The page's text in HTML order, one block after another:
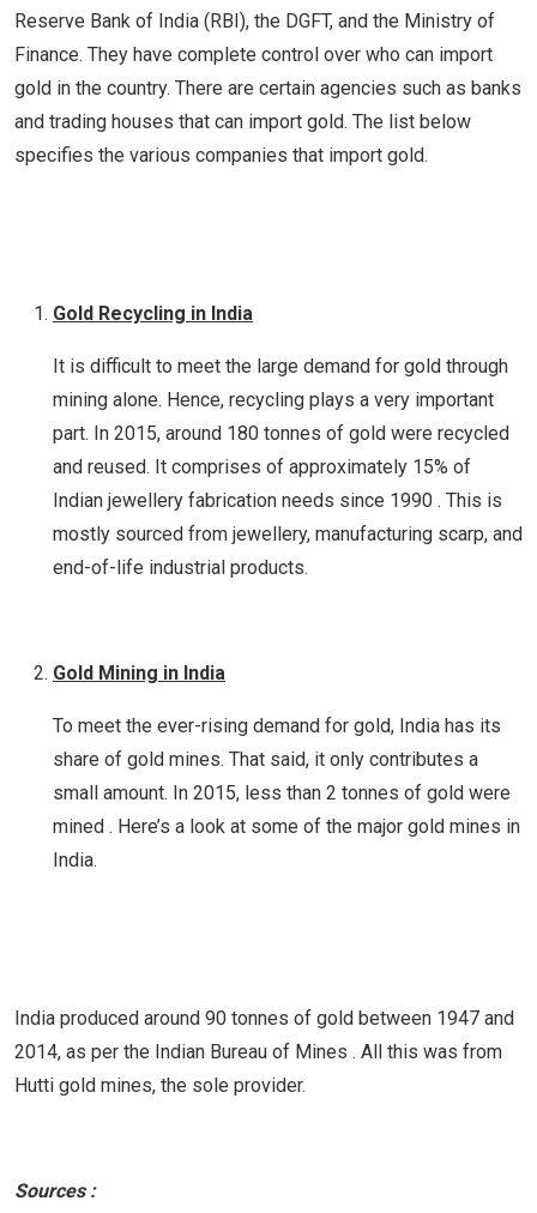
Reserve Bank of India (RBI), the DGFT, and the Ministry of
Finance. They have complete control over who can import
gold in the country. There are certain agencies such as banks
and trading houses that can import gold. The list below
specifies the various companies that import gold.
Gold Recycling in India
It is difficult to meet the large demand for gold through
mining alone. Hence, recycling plays a very important
part. In 2015, around 180 tonnes of gold were recycled
and reused. It comprises of approximately 15% of
Indian jewellery fabrication needs since 1990 . This is
mostly sourced from jewellery, manufacturing scarp, and
end-of-life industrial products.
Gold Mining in India
To meet the ever-rising demand for gold, India has its
share of gold mines. That said, it only contributes a
small amount. In 2015, less than 2 tonnes of gold were
mined . Here’s a look at some of the major gold mines in
India.
India produced around 90 tonnes of gold between 1947 and
2014, as per the Indian Bureau of Mines . All this was from
Hutti gold mines, the sole provider.
Sources :